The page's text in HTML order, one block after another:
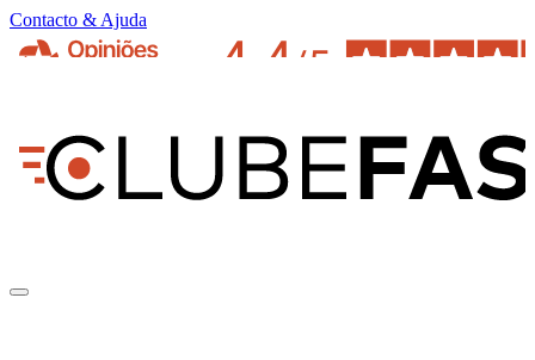
Contacto & Ajuda